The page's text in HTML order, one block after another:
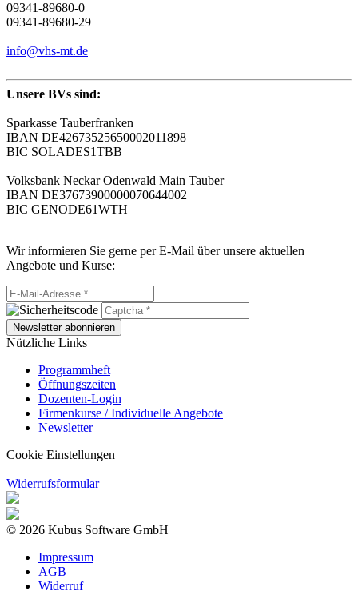
09341-89680-0
09341-89680-29
info@vhs-mt.de
Unsere BVs sind:
Sparkasse Tauberfranken
IBAN DE42673525650002011898
BIC SOLADES1TBB
Volksbank Neckar Odenwald Main Tauber
IBAN DE37673900000070644002
BIC GENODE61WTH
Wir informieren Sie gerne per E-Mail über unsere aktuellen
Angebote und Kurse:
Newsletter abonnieren
Nützliche Links
Programmheft
Öffnungszeiten
Dozenten-Login
Firmenkurse / Individuelle Angebote
Newsletter
Cookie Einstellungen
Widerrufsformular
© 2026 Kubus Software GmbH
Impressum
AGB
Widerruf